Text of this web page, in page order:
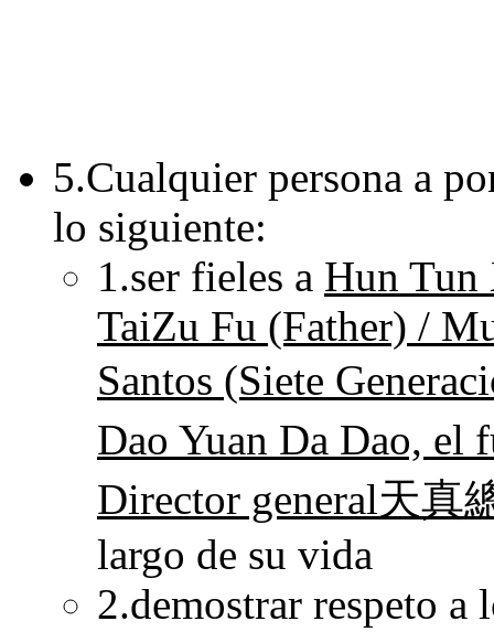
5.Cualquier persona a
lo siguiente:
1.ser fieles a Hun Tun
TaiZu Fu (Father) /
Santos (Siete
Dao Yuan Da Dao, el
Director general天真
largo de su vida
2.demostrar respeto a